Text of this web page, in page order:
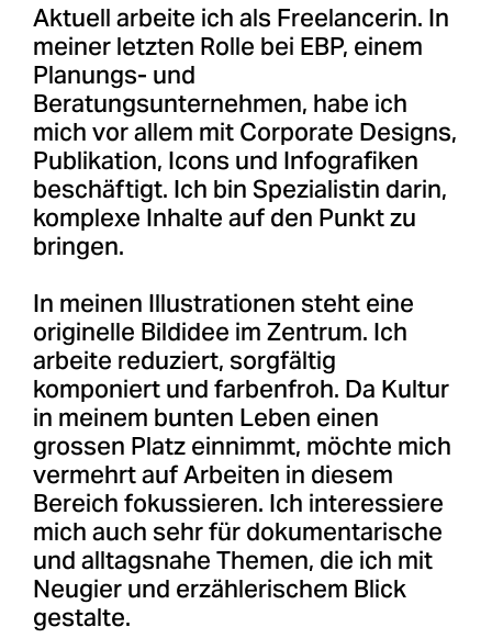
Aktuell arbeite ich als Freelancerin. In
meiner letzten Rolle bei EBP, einem
Planungs- und
Beratungsunternehmen, habe ich
mich vor allem mit Corporate Designs,
Publikation, Icons und Infografiken
beschäftigt. Ich bin Spezialistin darin,
komplexe Inhalte auf den Punkt zu
bringen.
In meinen Illustrationen steht eine
originelle Bildidee im Zentrum. Ich
arbeite reduziert, sorgfältig
komponiert und farbenfroh. Da Kultur
in meinem bunten Leben einen
grossen Platz einnimmt, möchte mich
vermehrt auf Arbeiten in diesem
Bereich fokussieren. Ich interessiere
mich auch sehr für dokumentarische
und alltagsnahe Themen, die ich mit
Neugier und erzählerischem Blick
gestalte.